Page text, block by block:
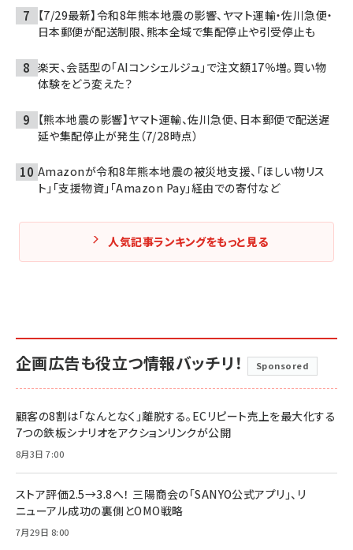
【7/29最新】令和8年熊本地震の影響、ヤマト運輸・佐川急便・
日本郵便が配送制限、熊本全域で集配停止や引受停止も
楽天、会話型の「AIコンシェルジュ」で注文額17％増。買い物
体験をどう変えた？
【熊本地震の影響】ヤマト運輸、佐川急便、日本郵便で配送遅
延や集配停止が発生（7/28時点）
Amazonが令和8年熊本地震の被災地支援、「ほしい物リス
ト」「支援物資」「Amazon Pay」経由での寄付など
人気記事ランキングをもっと見る
企画広告も役立つ情報バッチリ！ Sponsored
顧客の8割は「なんとなく」離脱する。ECリピート売上を最大化する
7つの鉄板シナリオをアクションリンクが公開
8月3日 7:00
ストア評価2.5→3.8へ！ 三陽商会の「SANYO公式アプリ」、リ
ニューアル成功の裏側とOMO戦略
7月29日 8:00